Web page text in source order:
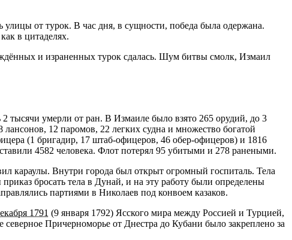
улицы от турок. В час дня, в сущности, победа была одержана.
в цитаделях.
и израненных турок сдалась. Шум битвы смолк, Измаил
тысячи умерли от ран. В Измаиле было взято 265 орудий, до 3
12 паромов, 22 легких судна и множество богатой
(1 бригадир, 17 штаб-офицеров, 46 обер-офицеров) и 1816
4582 человека. Флот потерял 95 убитыми и 278 ранеными.
караулы. Внутри города был открыт огромный госпиталь. Тела
бросать тела в Дунай, и на эту работу были определены
партиями в Николаев под конвоем казаков.
1791 (9 января 1792) Ясского мира между Россией и Турцией,
Причерноморье от Днестра до Кубани было закреплено за